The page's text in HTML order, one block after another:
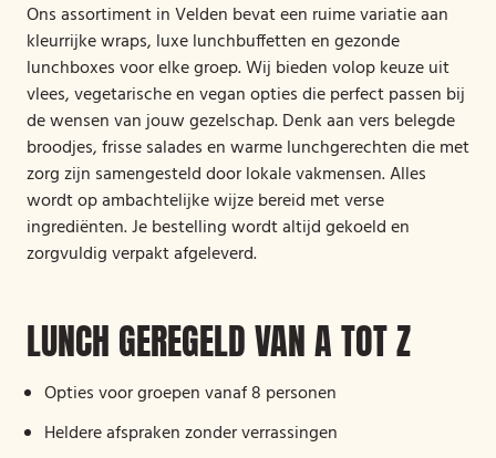
Ons assortiment in Velden bevat een ruime variatie aan
kleurrijke wraps, luxe lunchbuffetten en gezonde
lunchboxes voor elke groep. Wij bieden volop keuze uit
vlees, vegetarische en vegan opties die perfect passen bij
de wensen van jouw gezelschap. Denk aan vers belegde
broodjes, frisse salades en warme lunchgerechten die met
zorg zijn samengesteld door lokale vakmensen. Alles
wordt op ambachtelijke wijze bereid met verse
ingrediënten. Je bestelling wordt altijd gekoeld en
zorgvuldig verpakt afgeleverd.
LUNCH GEREGELD VAN A TOT Z
Opties voor groepen vanaf 8 personen
Heldere afspraken zonder verrassingen